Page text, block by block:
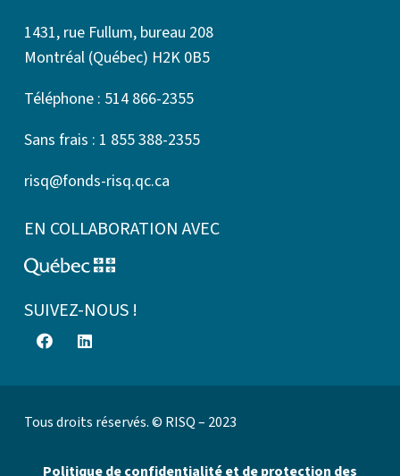
1431, rue Fullum, bureau 208
Montréal (Québec) H2K 0B5
Téléphone : 514 866-2355
Sans frais : 1 855 388-2355
risq@fonds-risq.qc.ca
EN COLLABORATION AVEC
SUIVEZ-NOUS !
Tous droits réservés. © RISQ – 2023
Politique de confidentialité et de protection des